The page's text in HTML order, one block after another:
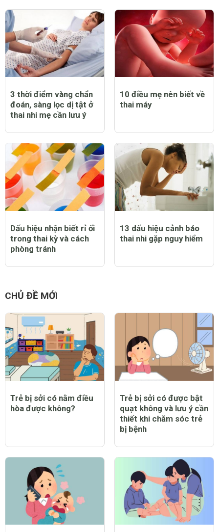
3 thời điểm vàng chẩn
đoán, sàng lọc dị tật ở
thai nhi mẹ cần lưu ý
10 điều mẹ nên biết về
thai máy
Dấu hiệu nhận biết rỉ ối
trong thai kỳ và cách
phòng tránh
13 dấu hiệu cảnh báo
thai nhi gặp nguy hiểm
CHỦ ĐỀ MỚI
Trẻ bị sởi có nằm điều
hòa được không?
Trẻ bị sởi có được bật
quạt không và lưu ý cần
thiết khi chăm sóc trẻ
bị bệnh